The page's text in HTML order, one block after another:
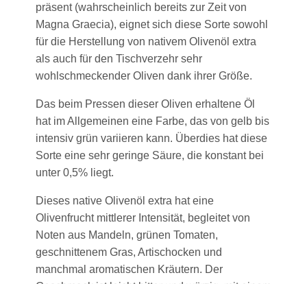
präsent (wahrscheinlich bereits zur Zeit von
Magna Graecia), eignet sich diese Sorte sowohl
für die Herstellung von nativem Olivenöl extra
als auch für den Tischverzehr sehr
wohlschmeckender Oliven dank ihrer Größe.
Das beim Pressen dieser Oliven erhaltene Öl
hat im Allgemeinen eine Farbe, das von gelb bis
intensiv grün variieren kann. Überdies hat diese
Sorte eine sehr geringe Säure, die konstant bei
unter 0,5% liegt.
Dieses native Olivenöl extra hat eine
Olivenfrucht mittlerer Intensität, begleitet von
Noten aus Mandeln, grünen Tomaten,
geschnittenem Gras, Artischocken und
manchmal aromatischen Kräutern. Der